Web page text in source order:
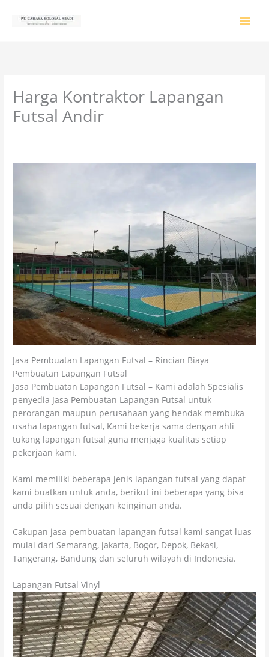
Harga Kontraktor Lapangan
Futsal Andir
Jasa Pembuatan Lapangan Futsal – Rincian Biaya
Pembuatan Lapangan Futsal
Jasa Pembuatan Lapangan Futsal – Kami adalah Spesialis
penyedia Jasa Pembuatan Lapangan Futsal untuk
perorangan maupun perusahaan yang hendak membuka
usaha lapangan futsal, Kami bekerja sama dengan ahli
tukang lapangan futsal guna menjaga kualitas setiap
pekerjaan kami.
Kami memiliki beberapa jenis lapangan futsal yang dapat
kami buatkan untuk anda, berikut ini beberapa yang bisa
anda pilih sesuai dengan keinginan anda.
Cakupan jasa pembuatan lapangan futsal kami sangat luas
mulai dari Semarang, jakarta, Bogor, Depok, Bekasi,
Tangerang, Bandung dan seluruh wilayah di Indonesia.
Lapangan Futsal Vinyl